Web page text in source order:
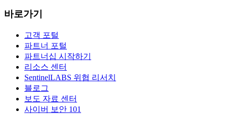
바로가기
고객 포털
파트너 포털
파트너십 시작하기
리소스 센터
SentinelLABS 위협 리서치
블로그
보도 자료 센터
사이버 보안 101